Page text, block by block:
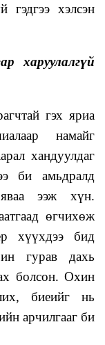
гэдгээ хэлсэн
харуулалгүй
гэх яриа
намайг
хандуулдаг
би амьдралд
ээж хүн.
өгчихөж
хүүхдээ бид
гурав дахь
болсон. Охин
биеийг нь
арчилгааг би